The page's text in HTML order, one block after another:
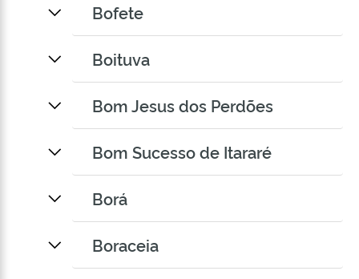
Bofete
Boituva
Bom Jesus dos Perdões
Bom Sucesso de Itararé
Borá
Boraceia